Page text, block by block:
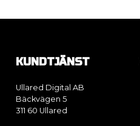
KUNDTJÄNST
Ullared Digital AB
Bäckvägen 5
311 60 Ullared